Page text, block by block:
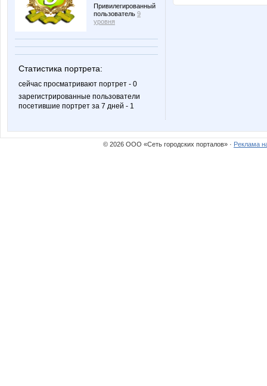
Привилегированный
пользователь 9
уровня
Статистика портрета:
сейчас просматривают портрет - 0
зарегистрированные пользователи
посетившие портрет за 7 дней - 1
© 2026 ООО «Сеть городских порталов» · Реклама